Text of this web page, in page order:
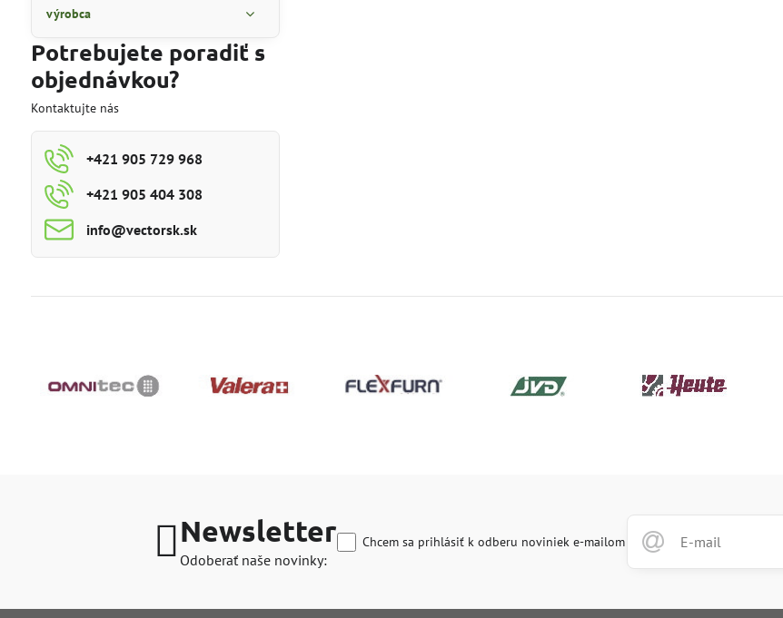
výrobca
Potrebujete poradiť s
objednávkou?
Kontaktujte nás
+421 905 729 968
+421 905 404 308
info​@vectorsk​.sk
Newsletter
Odoberať naše novinky:
Chcem sa prihlásiť k odberu noviniek e-mailom